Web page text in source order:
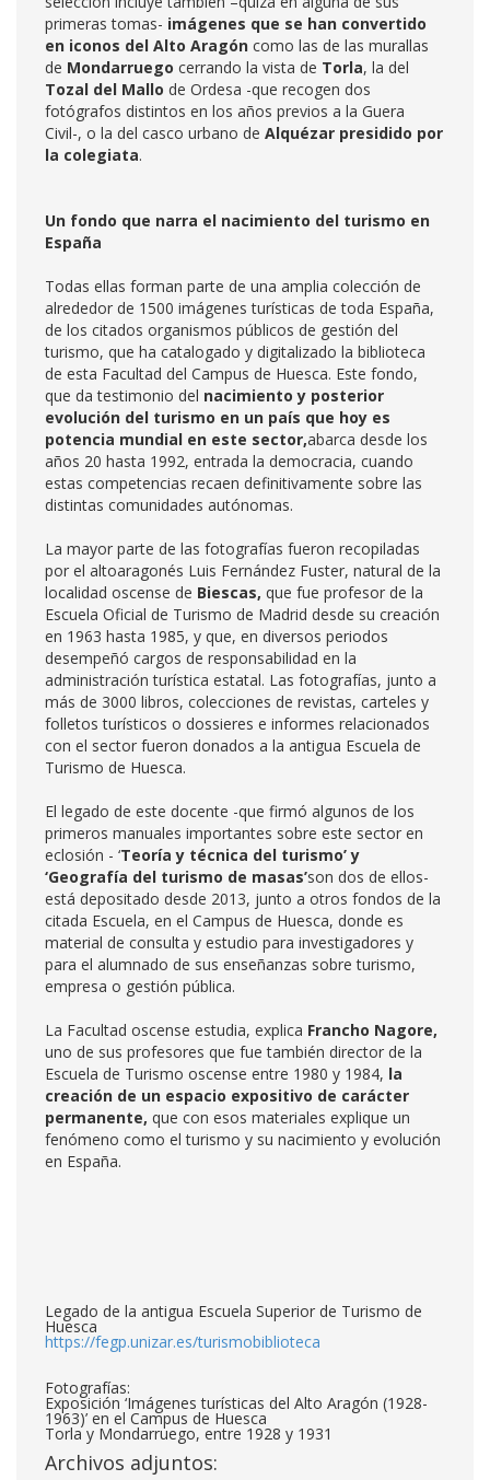
primeras tomas- imágenes que se han convertido
en iconos del Alto Aragón como las de las murallas
de Mondarruego cerrando la vista de Torla, la del
Tozal del Mallo de Ordesa -que recogen dos
fotógrafos distintos en los años previos a la Guera
Civil-, o la del casco urbano de Alquézar presidido por
la colegiata.
Un fondo que narra el nacimiento del turismo en
España
Todas ellas forman parte de una amplia colección de
alrededor de 1500 imágenes turísticas de toda España,
de los citados organismos públicos de gestión del
turismo, que ha catalogado y digitalizado la biblioteca
de esta Facultad del Campus de Huesca. Este fondo,
que da testimonio del nacimiento y posterior
evolución del turismo en un país que hoy es
potencia mundial en este sector,abarca desde los
años 20 hasta 1992, entrada la democracia, cuando
estas competencias recaen definitivamente sobre las
distintas comunidades autónomas.
La mayor parte de las fotografías fueron recopiladas
por el altoaragonés Luis Fernández Fuster, natural de la
localidad oscense de Biescas, que fue profesor de la
Escuela Oficial de Turismo de Madrid desde su creación
en 1963 hasta 1985, y que, en diversos periodos
desempeñó cargos de responsabilidad en la
administración turística estatal. Las fotografías, junto a
más de 3000 libros, colecciones de revistas, carteles y
folletos turísticos o dossieres e informes relacionados
con el sector fueron donados a la antigua Escuela de
Turismo de Huesca.
El legado de este docente -que firmó algunos de los
primeros manuales importantes sobre este sector en
eclosión - ‘Teoría y técnica del turismo’ y
‘Geografía del turismo de masas’son dos de ellos-
está depositado desde 2013, junto a otros fondos de la
citada Escuela, en el Campus de Huesca, donde es
material de consulta y estudio para investigadores y
para el alumnado de sus enseñanzas sobre turismo,
empresa o gestión pública.
La Facultad oscense estudia, explica Francho Nagore,
uno de sus profesores que fue también director de la
Escuela de Turismo oscense entre 1980 y 1984, la
creación de un espacio expositivo de carácter
permanente, que con esos materiales explique un
fenómeno como el turismo y su nacimiento y evolución
en España.
Legado de la antigua Escuela Superior de Turismo de
Huesca
https://fegp.unizar.es/turismobiblioteca
Fotografías:
Exposición ‘Imágenes turísticas del Alto Aragón (1928-
1963)’ en el Campus de Huesca
Torla y Mondarruego, entre 1928 y 1931
Archivos adjuntos: